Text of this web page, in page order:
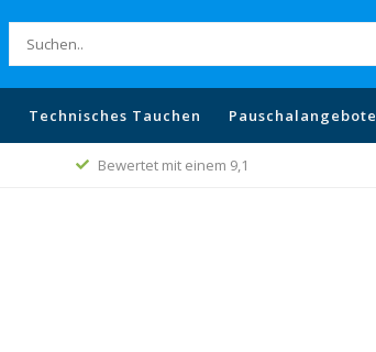
Technisches Tauchen Pauschalangebote
Bewertet mit einem 9,1